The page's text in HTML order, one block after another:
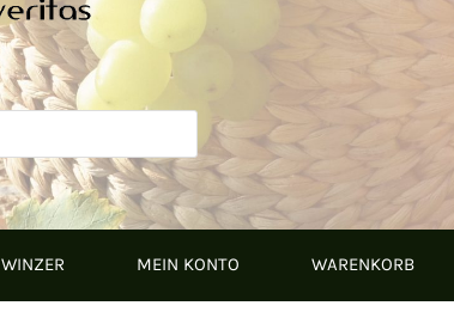
WINZER MEIN KONTO WARENKORB